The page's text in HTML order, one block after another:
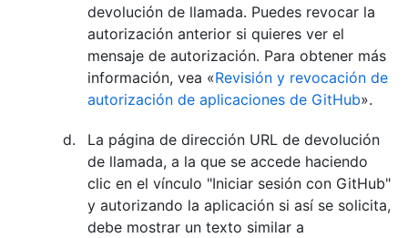
devolución de llamada. Puedes revocar la
autorización anterior si quieres ver el
mensaje de autorización. Para obtener más
información, vea «Revisión y revocación de
autorización de aplicaciones de GitHub».
La página de dirección URL de devolución
de llamada, a la que se accede haciendo
clic en el vínculo "Iniciar sesión con GitHub"
y autorizando la aplicación si así se solicita,
debe mostrar un texto similar a